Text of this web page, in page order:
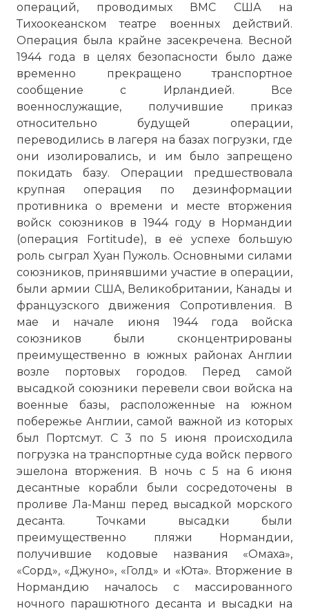
операций, проводимых ВМС США на
Тихоокеанском театре военных действий.
Операция была крайне засекречена. Весной
1944 года в целях безопасности было даже
временно прекращено транспортное
сообщение с Ирландией. Все
военнослужащие, получившие приказ
относительно будущей операции,
переводились в лагеря на базах погрузки, где
они изолировались, и им было запрещено
покидать базу. Операции предшествовала
крупная операция по дезинформации
противника о времени и месте вторжения
войск союзников в 1944 году в Нормандии
(операция Fortitude), в её успехе большую
роль сыграл Хуан Пужоль. Основными силами
союзников, принявшими участие в операции,
были армии США, Великобритании, Канады и
французского движения Сопротивления. В
мае и начале июня 1944 года войска
союзников были сконцентрированы
преимущественно в южных районах Англии
возле портовых городов. Перед самой
высадкой союзники перевели свои войска на
военные базы, расположенные на южном
побережье Англии, самой важной из которых
был Портсмут. С 3 по 5 июня происходила
погрузка на транспортные суда войск первого
эшелона вторжения. В ночь с 5 на 6 июня
десантные корабли были сосредоточены в
проливе Ла-Манш перед высадкой морского
десанта. Точками высадки были
преимущественно пляжи Нормандии,
получившие кодовые названия «Омаха»,
«Сорд», «Джуно», «Голд» и «Юта». Вторжение в
Нормандию началось с массированного
ночного парашютного десанта и высадки на